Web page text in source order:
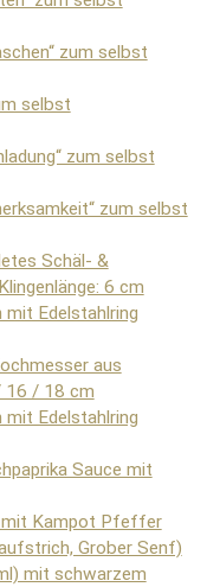
zum selbst
selbst
zum selbst
zum selbst
Schäl- &
6 cm
Edelstahlring
aus
16 / 18 cm
Edelstahlring
Sauce mit
mit Kampot Pfeffer
Grober Senf)
mit schwarzem